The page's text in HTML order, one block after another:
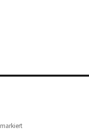
markiert